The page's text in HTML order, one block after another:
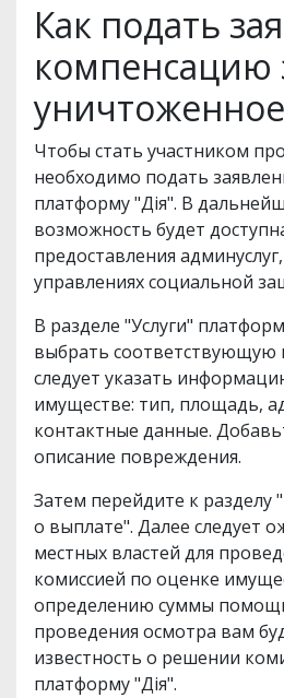
Как подать
компенсацию
Чтобы стать участником
необходимо подать
платформу "Дія". В
возможность будет
предоставления
управлениях социальной
В разделе "Услуги"
выбрать соответствующую
следует указать
имуществе: тип, площадь,
контактные данные.
описание повреждения.
Затем перейдите к разделу
о выплате". Далее следует
местных властей для
комиссией по оценке
определению суммы
проведения осмотра вам
известность о решении
платформу "Дія".